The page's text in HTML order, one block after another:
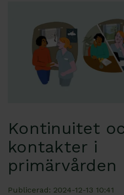
Kontinuitet
kontakter i
primärvården
Publicerad: 2024-12-13 10:41